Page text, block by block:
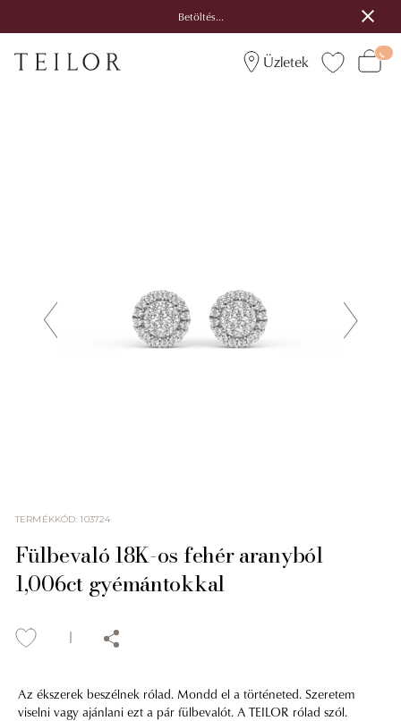
Betöltés...
Üzletek
TERMÉKKÓD:103724
Fülbevaló 18K-os fehér aranyból
1,006ct gyémántokkal
Az ékszerek beszélnek rólad. Mondd el a történeted. Szeretem
viselni vagy ajánlani ezt a pár fülbevalót. A TEILOR rólad szól.